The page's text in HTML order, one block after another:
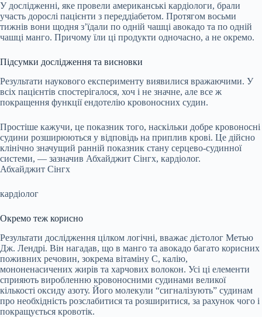
У дослідженні, яке провели американські кардіологи, брали
участь дорослі пацієнти з переддіабетом. Протягом восьми
тижнів вони щодня з’їдали по одній чашці авокадо та по одній
чашці манго. Причому їли ці продукти одночасно, а не окремо.
Підсумки дослідження та висновки
Результати наукового експерименту виявилися вражаючими. У
всіх пацієнтів спостерігалося, хоч і не значне, але все ж
покращення функції ендотелію кровоносних судин.
Простіше кажучи, це показник того, наскільки добре кровоносні
судини розширюються у відповідь на приплив крові. Це дійсно
клінічно значущий ранній показник стану серцево-судинної
системи, — зазначив Абхайджит Сінгх, кардіолог.
Абхайджит Сінгх
кардіолог
Окремо теж корисно
Результати дослідження цілком логічні, вважає дієтолог Метью
Дж. Лендрі. Він нагадав, що в манго та авокадо багато корисних
поживних речовин, зокрема вітаміну С, калію,
мононенасичених жирів та харчових волокон. Усі ці елементи
сприяють виробленню кровоносними судинами великої
кількості оксиду азоту. Його молекули “сигналізують” судинам
про необхідність розслабитися та розширитися, за рахунок чого і
покращується кровотік.